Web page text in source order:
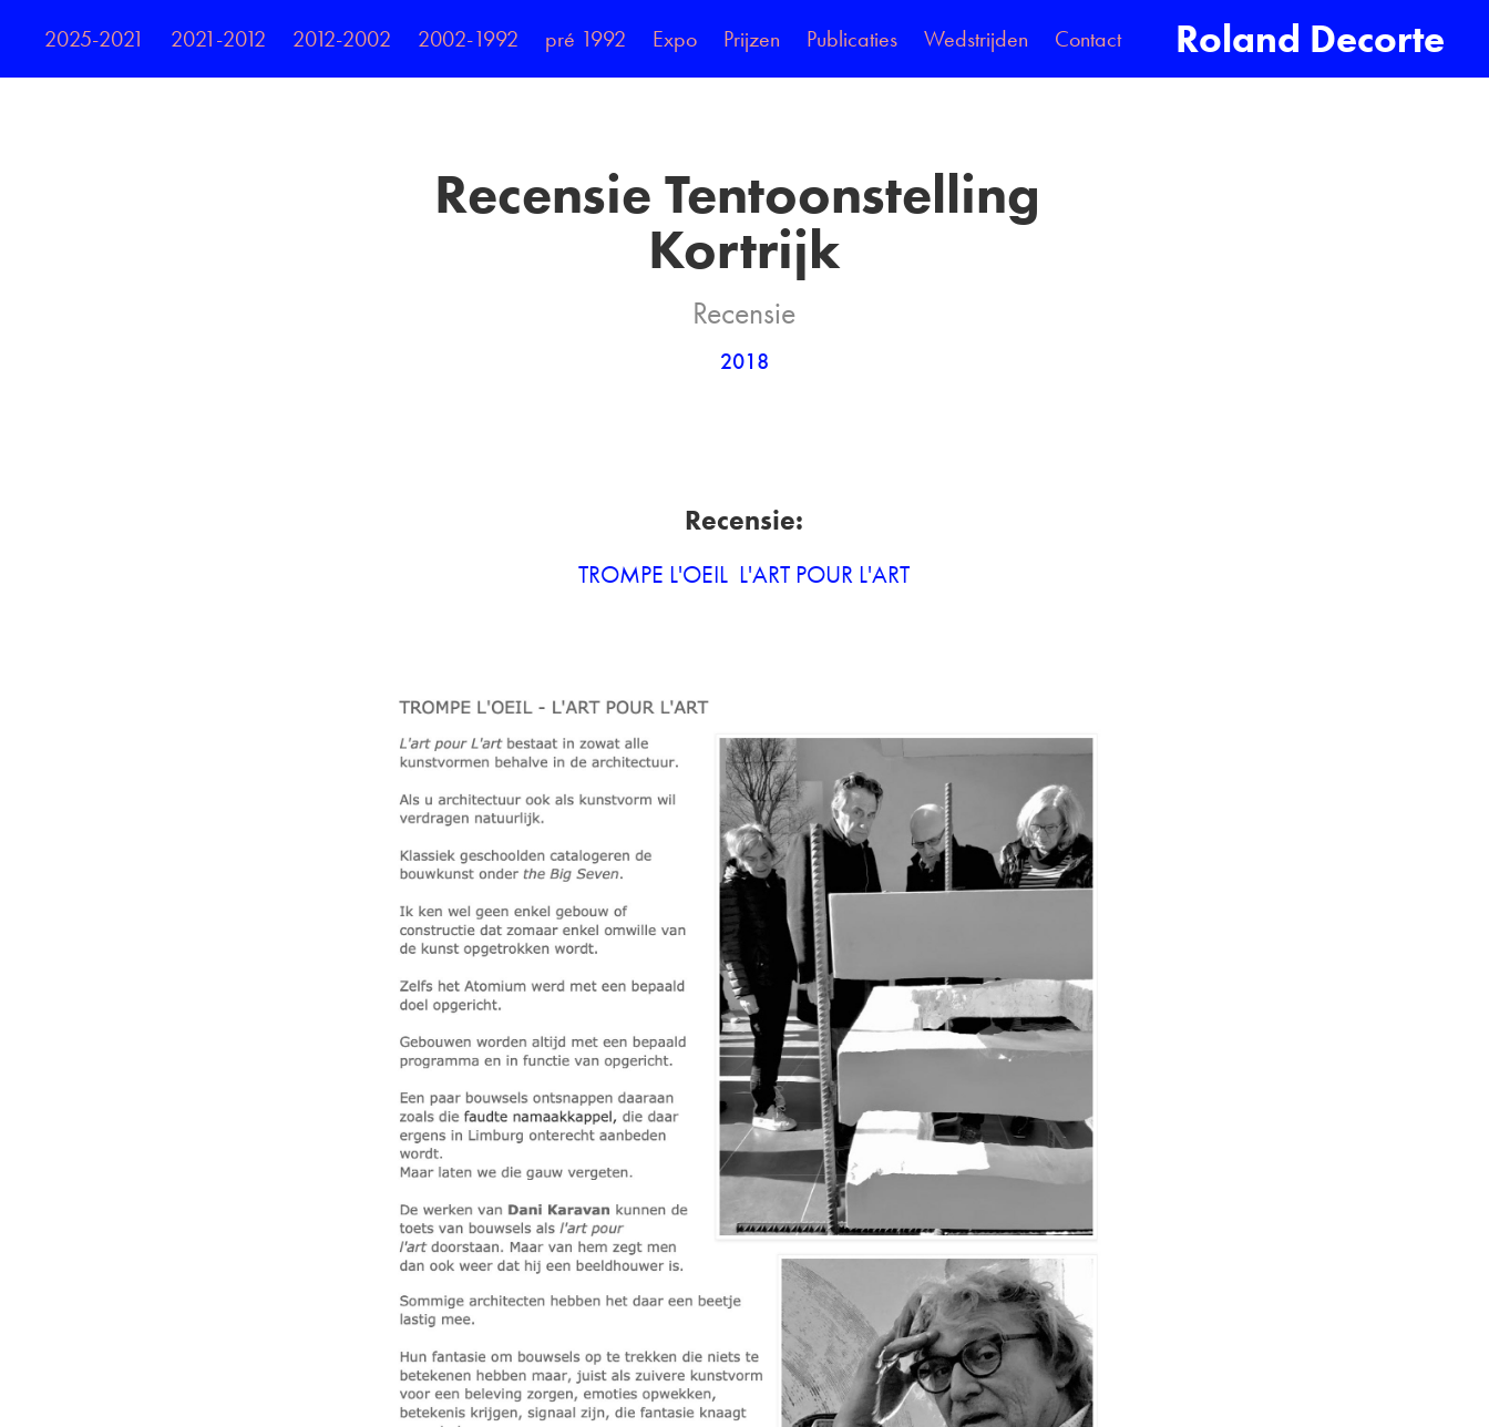
2025-2021 2021-2012 2012-2002 2002-1992 pré 1992 Expo Prijzen Publicaties Wedstrijden Contact Roland Decorte
Recensie Tentoonstelling
Kortrijk
Recensie
2018
Recensie:
TROMPE L'OEIL ­ L'ART POUR L'ART